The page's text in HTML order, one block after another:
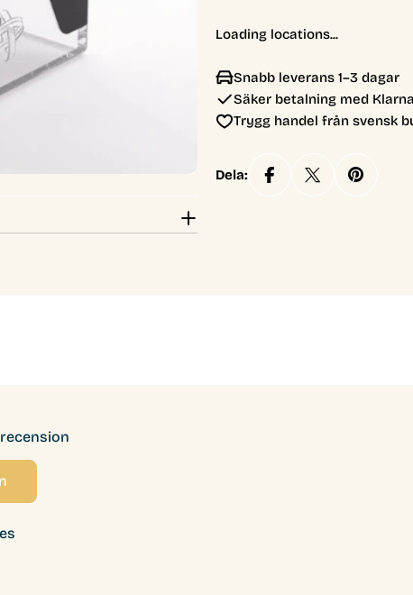
Loading locations...
Snabb leverans 1–3 dagar
Säker betalning med
Trygg handel från svensk
Dela: